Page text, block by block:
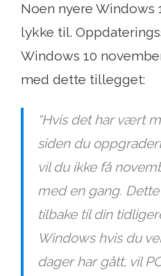
Noen nyere Windows
lykke til.
Windows 10
med dette tillegget:
“Hvis det har vært
siden du
vil du ikke få
med en gang.
tilbake til din
Windows hvis du
dager har gått, vil